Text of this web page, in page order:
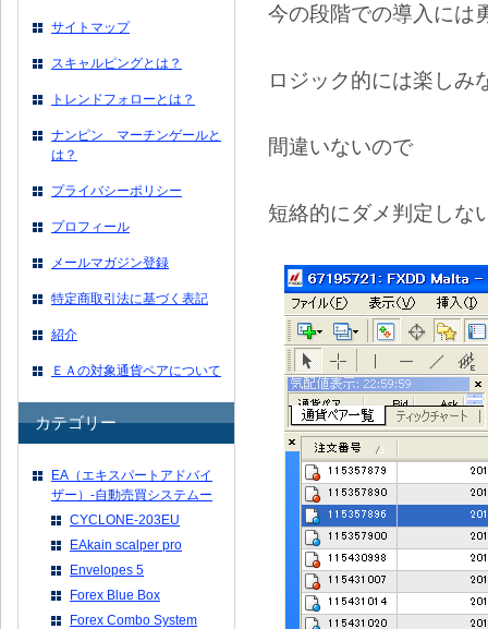
今の段階での導入には
ロジック的には楽しみ
間違いないので
短絡的にダメ判定しな
サイトマップ
スキャルピングとは？
トレンドフォローとは？
ナンピン マーチンゲールと
は？
プライバシーポリシー
プロフィール
メールマガジン登録
特定商取引法に基づく表記
紹介
ＥＡの対象通貨ペアについて
カテゴリー
EA（エキスパートアドバイ
ザー）-自動売買システムー
CYCLONE-203EU
EAkain scalper pro
Envelopes 5
Forex Blue Box
Forex Combo System